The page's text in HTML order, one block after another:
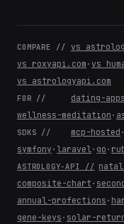
COMPARE // vs
vs roxyapi.com · vs
vs astrologyapi.com
FOR // dating-apps
wellness-meditation ·
SDKS // mcp-hosted ·
symfony · laravel· go ·
ASTROLOGY-API //
composite-chart ·
annual-profections ·
gene-keys · solar-